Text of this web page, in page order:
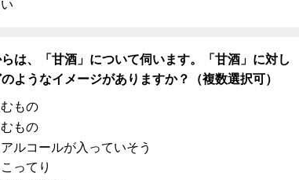
は、「甘酒」について伺います。「甘酒」に対し
ようなイメージがありますか？（複数選択可）
もの
もの
ルコールが入っていそう
ってり